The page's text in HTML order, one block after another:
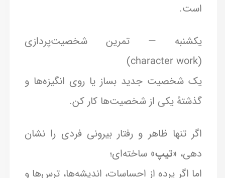
است.
یکشنبه — تمرین شخصیت‌پردازی
(character work)
یک شخصیت جدید بساز یا روی انگیزه‌ها و
گذشتهٔ یکی از شخصیت‌ها کار کن.
اگر تنها ظاهر و رفتار بیرونی فردی را نشان
دهی، «تیپ» ساخته‌ای؛
اما اگر پرده از احساسات، اندیشه‌ها، ترس‌ها و